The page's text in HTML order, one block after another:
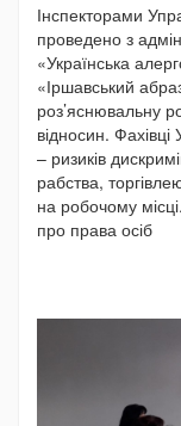
Інспекторами
проведено з
«Українська
«Іршавський
роз’яснювальну
відносин.
– ризиків
рабства,
на робочому
про права осіб